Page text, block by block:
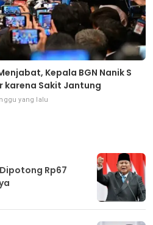
Kepala BGN Nanik S
karena Sakit Jantung
yang lalu
Rp67